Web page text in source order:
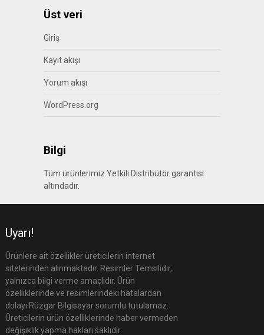
Üst veri
Giriş
Kayıt akışı
Yorum akışı
WordPress.org
Bilgi
Tüm ürünlerimiz Yetkili Distribütör garantisi
altındadır.
Uyarı!
Ürünlere ait özellikler üreticilerin internet
sitelerinden alınmaktadır. Resimler Temsilidir,
yalnızca bilgi verme amaçlıdır. Ürün
özelliklerinde ve resimlerindeki hatalardan
dolayı Rüzgar Bilgisayar sorumlu tutulamaz.
Üreticilerin ürün özelliklerinde haber vermeden
değişiklik yapma hakları saklıdır.